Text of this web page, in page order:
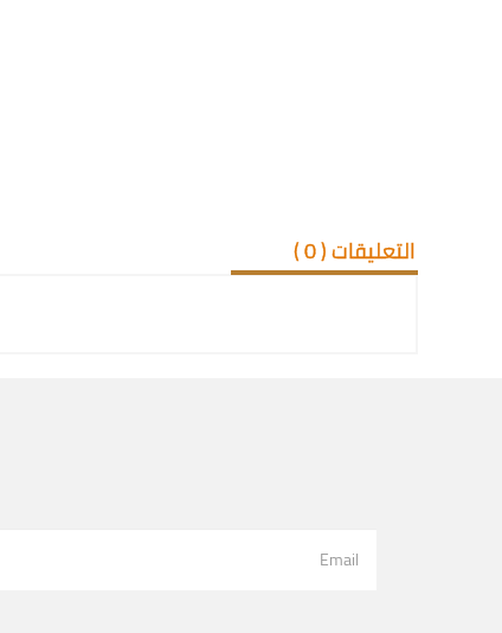
التعليقات (0
)